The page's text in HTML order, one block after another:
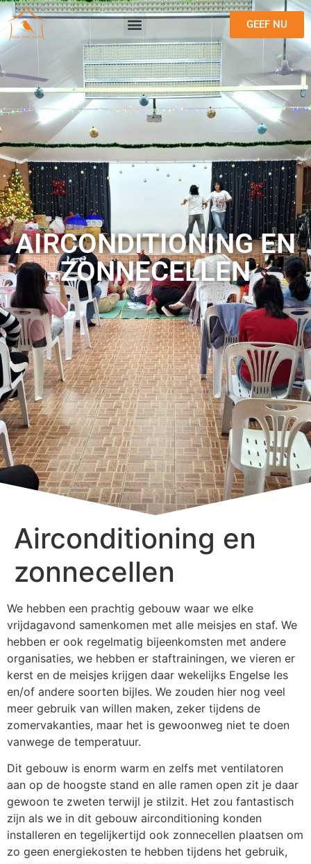
GEEF NU
AIRCONDITIONING EN
ZONNECELLEN
Airconditioning en
zonnecellen
We hebben een prachtig gebouw waar we elke
vrijdagavond samenkomen met alle meisjes en staf. We
hebben er ook regelmatig bijeenkomsten met andere
organisaties, we hebben er staftrainingen, we vieren er
kerst en de meisjes krijgen daar wekelijks Engelse les
en/of andere soorten bijles. We zouden hier nog veel
meer gebruik van willen maken, zeker tijdens de
zomervakanties, maar het is gewoonweg niet te doen
vanwege de temperatuur.
Dit gebouw is enorm warm en zelfs met ventilatoren
aan op de hoogste stand en alle ramen open zit je daar
gewoon te zweten terwijl je stilzit. Het zou fantastisch
zijn als we in dit gebouw airconditioning konden
installeren en tegelijkertijd ook zonnecellen plaatsen om
zo geen energiekosten te hebben tijdens het gebruik,